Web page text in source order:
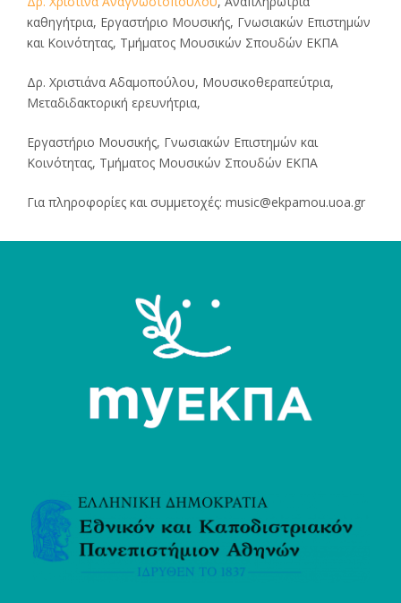
καθηγήτρια, Εργαστήριο Μουσικής, Γνωσιακών Επιστημών
και Κοινότητας, Τμήματος Μουσικών Σπουδών ΕΚΠΑ
Δρ. Χριστιάνα Αδαμοπούλου, Μουσικοθεραπεύτρια,
Μεταδιδακτορική ερευνήτρια,
Εργαστήριο Μουσικής, Γνωσιακών Επιστημών και
Κοινότητας, Τμήματος Μουσικών Σπουδών ΕΚΠΑ
Για πληροφορίες και συμμετοχές: music@ekpamou.uoa.gr